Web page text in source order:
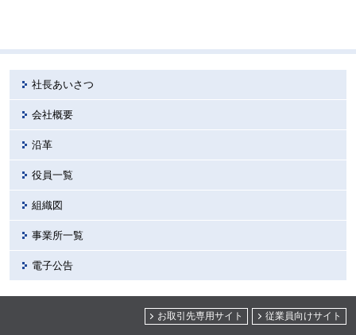
社長あいさつ
会社概要
沿革
役員一覧
組織図
事業所一覧
電子公告
お取引先専用サイト 従業員向けサイト